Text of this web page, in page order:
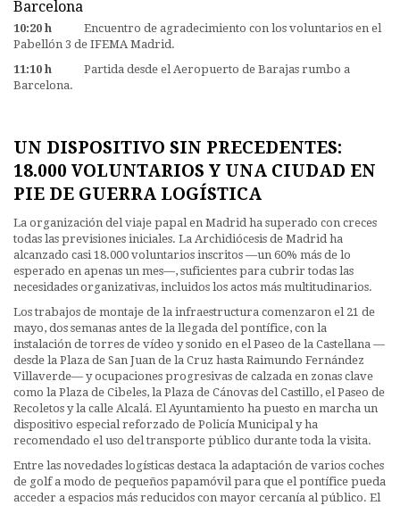
Barcelona
10:20 h Encuentro de agradecimiento con los voluntarios en el
Pabellón 3 de IFEMA Madrid.
11:10 h Partida desde el Aeropuerto de Barajas rumbo a
Barcelona.
UN DISPOSITIVO SIN PRECEDENTES:
18.000 VOLUNTARIOS Y UNA CIUDAD EN
PIE DE GUERRA LOGÍSTICA
La organización del viaje papal en Madrid ha superado con creces
todas las previsiones iniciales. La Archidiócesis de Madrid ha
alcanzado casi 18.000 voluntarios inscritos —un 60% más de lo
esperado en apenas un mes—, suficientes para cubrir todas las
necesidades organizativas, incluidos los actos más multitudinarios.
Los trabajos de montaje de la infraestructura comenzaron el 21 de
mayo, dos semanas antes de la llegada del pontífice, con la
instalación de torres de vídeo y sonido en el Paseo de la Castellana —
desde la Plaza de San Juan de la Cruz hasta Raimundo Fernández
Villaverde— y ocupaciones progresivas de calzada en zonas clave
como la Plaza de Cibeles, la Plaza de Cánovas del Castillo, el Paseo de
Recoletos y la calle Alcalá. El Ayuntamiento ha puesto en marcha un
dispositivo especial reforzado de Policía Municipal y ha
recomendado el uso del transporte público durante toda la visita.
Entre las novedades logísticas destaca la adaptación de varios coches
de golf a modo de pequeños papamóvil para que el pontífice pueda
acceder a espacios más reducidos con mayor cercanía al público. El